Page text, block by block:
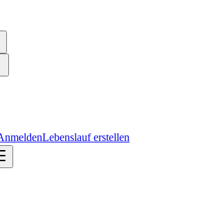
Lebenslauf erstellen